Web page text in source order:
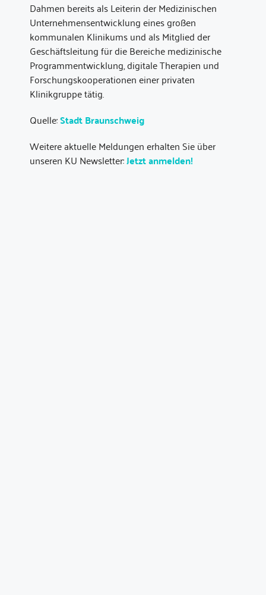
Dahmen bereits als Leiterin der Medizinischen
Unternehmensentwicklung eines großen
kommunalen Klinikums und als Mitglied der
Geschäftsleitung für die Bereiche medizinische
Programmentwicklung, digitale Therapien und
Forschungskooperationen einer privaten
Klinikgruppe tätig.
Quelle:Stadt Braunschweig
Weitere aktuelle Meldungen erhalten Sie über
unseren KU Newsletter:Jetzt anmelden!